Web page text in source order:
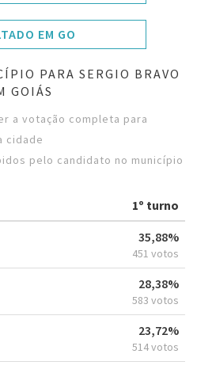
EM GO
PARA SERGIO BRAVO
GOIÁS
a votação completa para
cidade
pelo candidato no município
1º turno
35,88%
451 votos
28,38%
583 votos
23,72%
514 votos